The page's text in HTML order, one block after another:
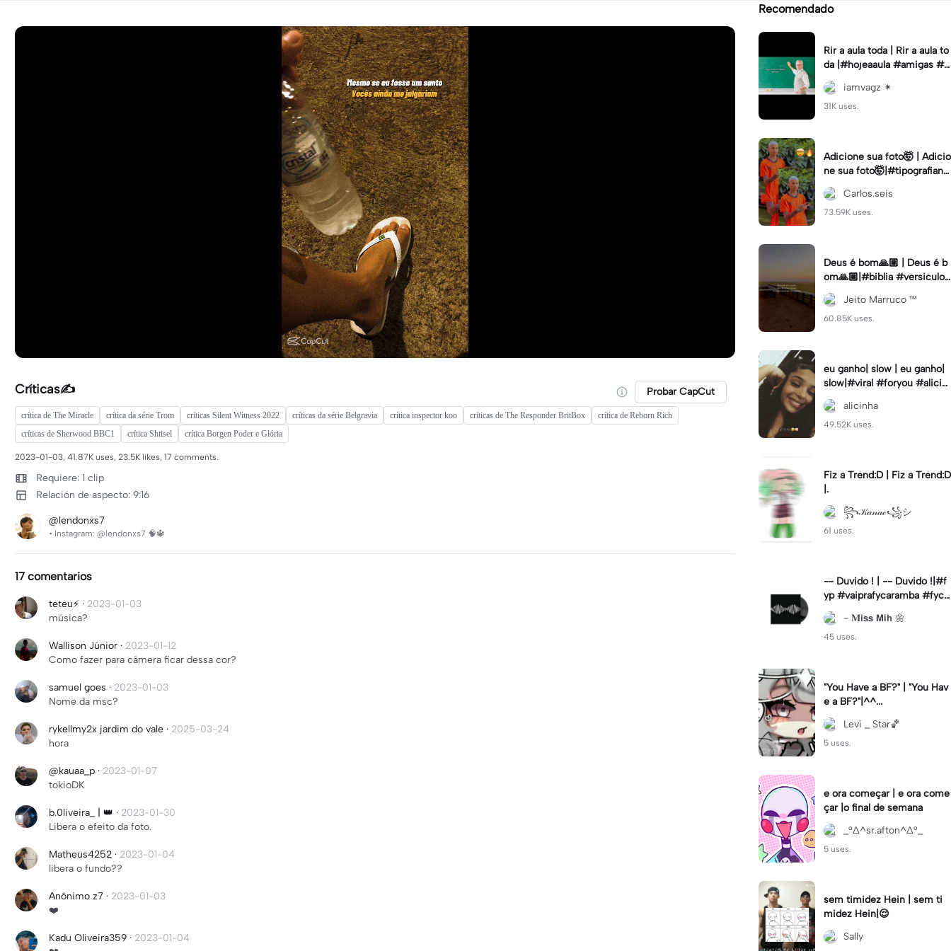
Críticas✍️ Probar CapCut
crítica de The Miracle crítica da série Trom críticas Silent Witness 2022 críticas da série Belgravia crítica inspector koo críticas de The Responder BritBox
crítica de Reborn Rich
críticas de Sherwood BBC1
crítica Shtisel crítica Borgen Poder e Glória
2023-01-03, 41.87K uses, 23.5K likes, 17 comments.
Requiere: 1 clip
Relación de aspecto: 9:16
@lendonxs7
• Instagram: @lendonxs7 🧠🔱
17 comentarios
teteu⚡ · 2023-01-03
música?
Wallison Júnior · 2023-01-12
Como fazer para câmera ficar dessa cor?
samuel goes · 2023-01-03
Nome da msc?
rykellmy2x jardim do vale · 2025-03-24
hora
@kauaa_p · 2023-01-07
tokioDK
b.0liveira_ | 👑 · 2023-01-30
Libera o efeito da foto.
Matheus4252 · 2023-01-04
libera o fundo??
Anônimo z7 · 2023-01-03
❤️
Kadu Oliveira359 · 2023-01-04
Recomendado
Rir a aula toda | Rir a aula to
da |#hojeaaula #amigas #tr
endtikitok #melhoresamiga
s
iamvagz ✴︎
31K uses.
Adicione sua foto🤯 | Adicio
ne sua foto🤯|#tipografiano
va #status #tipografia
Carlos.seis
73.59K uses.
Deus é bom🙏🏼 | Deus é b
om🙏🏼|#biblia #versiculo
#cristao #agro #tipografia
#fy #fypJeito Marruco ™️
60.85K uses.
eu ganho| slow | eu ganho|
slow|#viral #foryou #alicin
ha #cameralenta #slow
alicinha
49.52K uses.
Fiz a Trend:D | Fiz a Trend:D
|.
꧂𝒦𝒶𝓃𝒶ℯ꧁シ
61 uses.
-- Duvido ! | -- Duvido !|#f
yp #vaiprafycaramba #fyca
pcut #viral
- 𝐌𝗶𝘀𝘀 𝗠𝗶𝗵 🌼
45 uses.
"You Have a BF?" | "You Hav
e a BF?"|^^...
Levi _ Star🏀
5 uses.
e ora começar | e ora come
çar |o final de semana
_°∆^sr.afton^∆°_
5 uses.
sem timidez Hein | sem ti
midez Hein|😌
Sally